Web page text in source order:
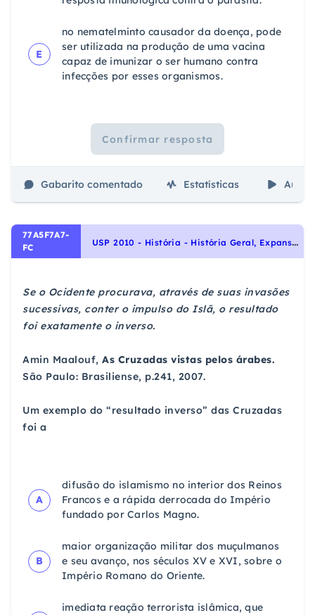
E
no nematelminto causador da doença, pode
ser utilizada na produção de uma vacina
capaz de imunizar o ser humano contra
infecções por esses organismos.
Confirmar resposta
Gabarito comentado Estatísticas Aulas
77A5F7A7-
FC
U
SP 2010 - História - História Geral, Expansão Comercial a Marítima: a busca de novos mundos
Se o Ocidente procurava, através de suas invasões
sucessivas, conter o impulso do Islã, o resultado
foi exatamente o inverso.
Amin Maalouf, As Cruzadas vistas pelos árabes.
São Paulo: Brasiliense, p.241, 2007.
Um exemplo do “resultado inverso” das Cruzadas
foi a
A
difusão do islamismo no interior dos Reinos
Francos e a rápida derrocada do Império
fundado por Carlos Magno.
B
maior organização militar dos muçulmanos
e seu avanço, nos séculos XV e XVI, sobre o
Império Romano do Oriente.
imediata reação terrorista islâmica, que